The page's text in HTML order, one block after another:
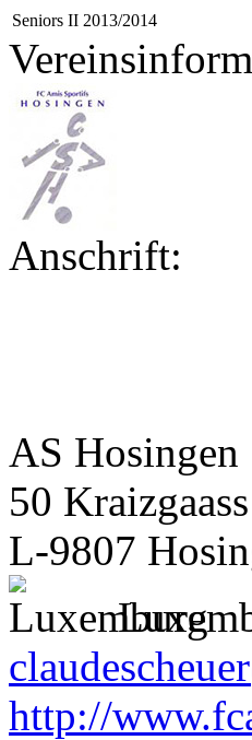
Seniors II 2013/2014
Anschrift:
AS Hosingen
50 Kraizgaass
L-9807
http://